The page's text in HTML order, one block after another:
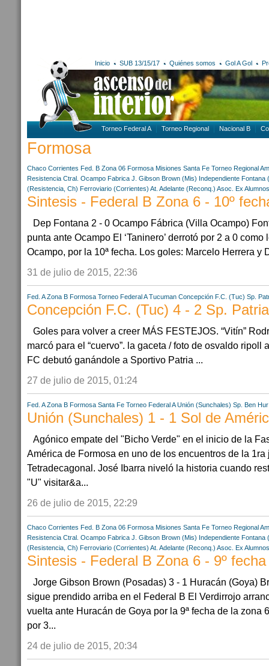
Inicio SUB 13/15/17 Quiénes somos Gol A Gol
Torneo Federal A Torneo Regional Nacional B
Formosa
Chaco Corrientes Fed. B Zona 06 Formosa Misiones Santa Fe Torneo Regional
Resistencia Ctral. Ocampo Fabrica J. Gibson Brown (Mis) Independiente Fontana
(Resistencia, Ch) Ferroviario (Corrientes) At. Adelante (Reconq.) Asoc. Ex
Sintesis - Federal B Zona 6 - 10º
Dep Fontana 2 - 0 Ocampo Fábrica (Villa Ocampo)
punta ante Ocampo El ‘Taninero’ derrotó por 2 a 0
Ocampo, por la 10ª fecha. Los goles: Marcelo Herrera y
31 de julio de 2015, 22:36
Fed. A Zona B Formosa Torneo Federal A Tucuman Concepción F.C. (Tuc) Sp.
Concepción F.C. (Tuc) 4 - 2 Sp.
Goles para volver a creer MÁS FESTEJOS. “Vitín”
marcó para el “cuervo”. la gaceta / foto de osvaldo ripoll
FC debutó ganándole a Sportivo Patria ...
27 de julio de 2015, 01:24
Fed. A Zona B Formosa Santa Fe Torneo Federal A Unión (Sunchales) Sp. Ben
Unión (Sunchales) 1 - 1 Sol de
Agónico empate del "Bicho Verde" en el inicio de la
América de Formosa en uno de los encuentros de la 1ra
Tetradecagonal. José Ibarra niveló la historia cuando
"U" visitar&a...
26 de julio de 2015, 22:29
Chaco Corrientes Fed. B Zona 06 Formosa Misiones Santa Fe Torneo Regional
Resistencia Ctral. Ocampo Fabrica J. Gibson Brown (Mis) Independiente Fontana
(Resistencia, Ch) Ferroviario (Corrientes) At. Adelante (Reconq.) Asoc. Ex
Sintesis - Federal B Zona 6 - 9º fecha
Jorge Gibson Brown (Posadas) 3 - 1 Huracán (Goya)
sigue prendido arriba en el Federal B El Verdirrojo
vuelta ante Huracán de Goya por la 9ª fecha de la zona
por 3...
24 de julio de 2015, 20:34